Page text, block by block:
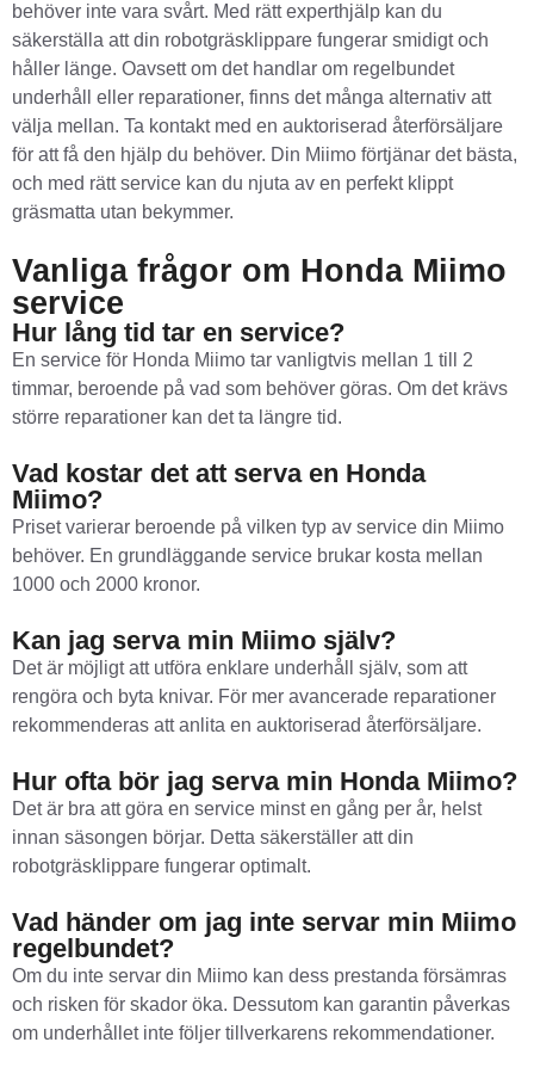
behöver inte vara svårt. Med rätt experthjälp kan du
säkerställa att din robotgräsklippare fungerar smidigt och
håller länge. Oavsett om det handlar om regelbundet
underhåll eller reparationer, finns det många alternativ att
välja mellan. Ta kontakt med en auktoriserad återförsäljare
för att få den hjälp du behöver. Din Miimo förtjänar det bästa,
och med rätt service kan du njuta av en perfekt klippt
gräsmatta utan bekymmer.
Vanliga frågor om Honda Miimo
service
Hur lång tid tar en service?
En service för Honda Miimo tar vanligtvis mellan 1 till 2
timmar, beroende på vad som behöver göras. Om det krävs
större reparationer kan det ta längre tid.
Vad kostar det att serva en Honda
Miimo?
Priset varierar beroende på vilken typ av service din Miimo
behöver. En grundläggande service brukar kosta mellan
1000 och 2000 kronor.
Kan jag serva min Miimo själv?
Det är möjligt att utföra enklare underhåll själv, som att
rengöra och byta knivar. För mer avancerade reparationer
rekommenderas att anlita en auktoriserad återförsäljare.
Hur ofta bör jag serva min Honda Miimo?
Det är bra att göra en service minst en gång per år, helst
innan säsongen börjar. Detta säkerställer att din
robotgräsklippare fungerar optimalt.
Vad händer om jag inte servar min Miimo
regelbundet?
Om du inte servar din Miimo kan dess prestanda försämras
och risken för skador öka. Dessutom kan garantin påverkas
om underhållet inte följer tillverkarens rekommendationer.